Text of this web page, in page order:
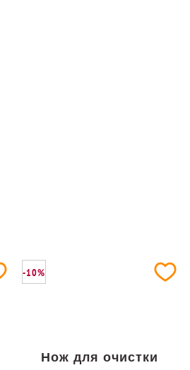
-10%
Нож для очистки